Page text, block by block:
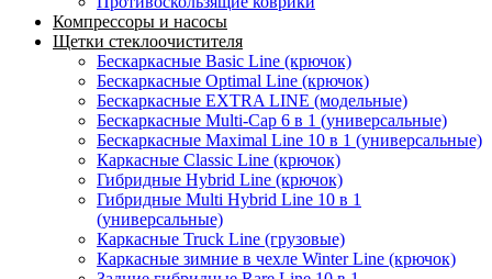
Компрессоры и насосы
Щетки стеклоочистителя
Бескаркасные Basic Line (крючок)
Бескаркасные Optimal Line (крючок)
Бескаркасные EXTRA LINE (модельные)
Бескаркасные Multi-Cap 6 в 1 (универсальные)
Бескаркасные Maximal Line 10 в 1 (универсальные)
Каркасные Classic Line (крючок)
Гибридные Hybrid Line (крючок)
Гибридные Multi Hybrid Line 10 в 1
(универсальные)
Каркасные Truck Line (грузовые)
Каркасные зимние в чехле Winter Line (крючок)